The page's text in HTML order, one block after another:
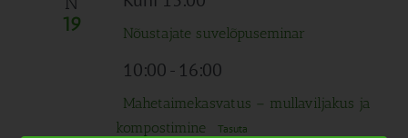
19 Nõustajate suvelõpuseminar
10:00- 16:00
Mahetaimekasvatus – mullaviljakus ja
kompostimine
Tasuta